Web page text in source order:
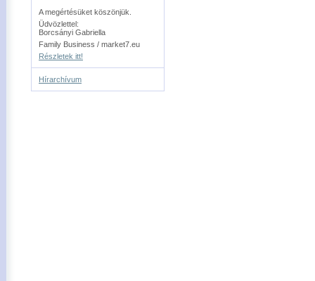
A megértésüket köszönjük.
Üdvözlettel:
Borcsányi Gabriella
Family Business / market7.eu
Részletek itt!
Hírarchívum